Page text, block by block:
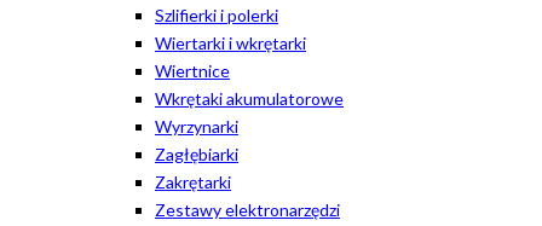
Szlifierki i polerki
Wiertarki i wkrętarki
Wiertnice
Wkrętaki akumulatorowe
Wyrzynarki
Zagłębiarki
Zakrętarki
Zestawy elektronarzędzi